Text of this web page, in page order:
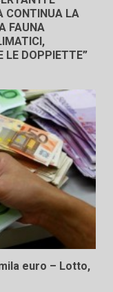
CONTINUA LA
FAUNA
LE DOPPIETTE”
euro – Lotto,